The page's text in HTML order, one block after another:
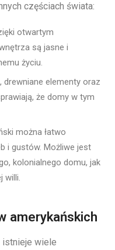
częściach świata:
otwartym
są jasne i
życiu.
drewniane elementy oraz
że domy w tym
można łatwo
i gustów. Możliwe jest
kolonialnego domu, jak
willi.
amerykańskich
istnieje wiele